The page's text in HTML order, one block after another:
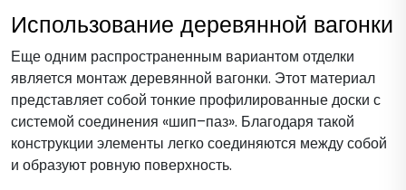
Использование деревянной вагонки
Еще одним распространенным вариантом отделки
является монтаж деревянной вагонки. Этот материал
представляет собой тонкие профилированные доски с
системой соединения «шип–паз». Благодаря такой
конструкции элементы легко соединяются между собой
и образуют ровную поверхность.